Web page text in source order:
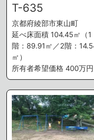
T-635
京都府綾部市東山町
延べ床面積 104.45㎡（1
階：89.91㎡／2階：
㎡）
所有者希望価格 400万円